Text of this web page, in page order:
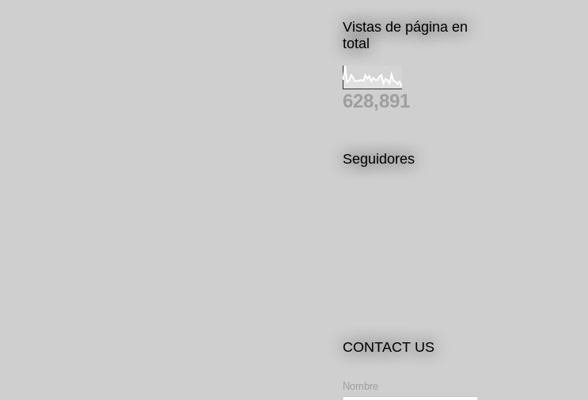
Vistas de página en
total
628,891
Seguidores
CONTACT US
Nombre